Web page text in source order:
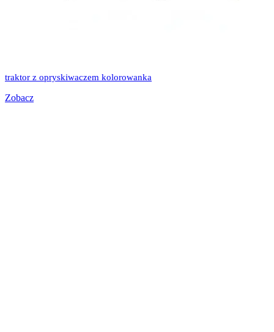
traktor z opryskiwaczem kolorowanka
Zobacz